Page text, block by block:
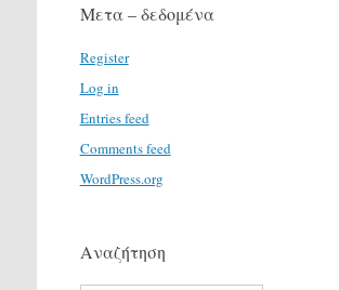
Μετα – δεδομένα
Register
Log in
Entries feed
Comments feed
WordPress.org
Αναζήτηση